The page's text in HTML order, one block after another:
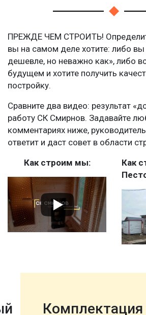
ПРЕЖДЕ ЧЕМ СТРОИТЬ!
вы на самом деле хотите: либо вы
дешевле, но неважно как», либо
будущем и хотите получить
постройку.
Сравните два видео: результат
работу СК Смирнов. Задавайте
комментариях ниже,
ответит и даст совет в области
Как строим мы:
Как
Комплектация